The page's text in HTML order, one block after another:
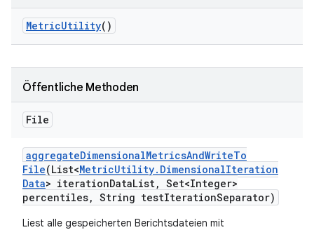
MetricUtility()
Öffentliche Methoden
File
aggregateDimensionalMetricsAndWriteTo
File(List<MetricUtility. DimensionalIteration
Data> iterationDataList, Set<Integer>
percentiles, String testIterationSeparator)
Liest alle gespeicherten Berichtsdateien mit